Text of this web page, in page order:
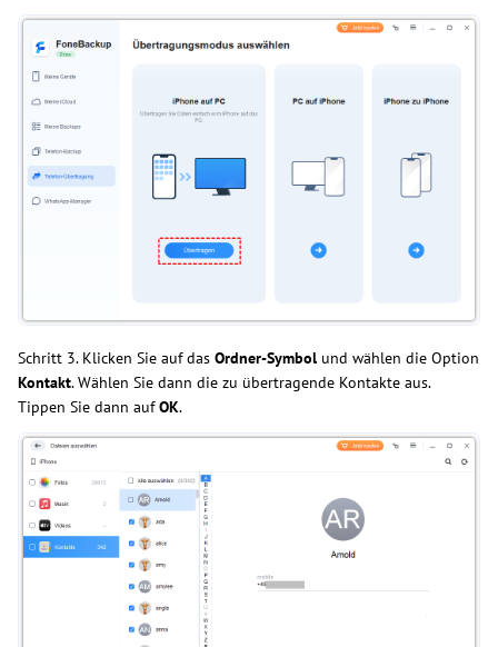
Schritt 3. Klicken Sie auf das Ordner-Symbol und wählen die Option
Kontakt. Wählen Sie dann die zu übertragende Kontakte aus.
Tippen Sie dann aufOK.